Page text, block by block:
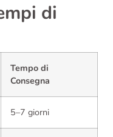
di
Tempo di
Consegna
5–7 giorni